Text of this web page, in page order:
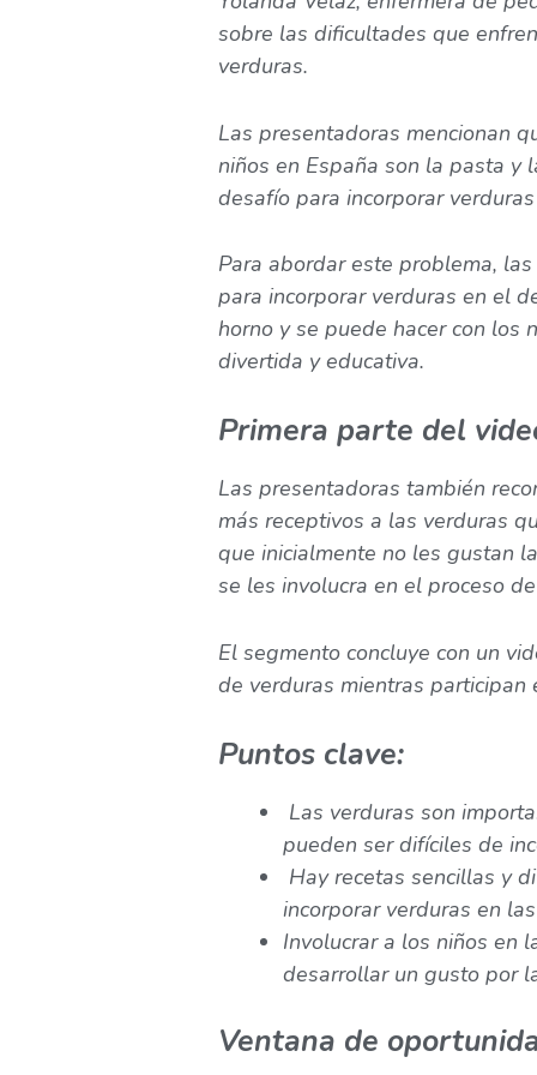
sobre las dificultades que
verduras.
Las presentadoras mencionan
niños en España son la pasta y
desafío para incorporar
Para abordar este problema,
para incorporar verduras en el
horno y se puede hacer con los
divertida y educativa.
Primera parte del
Las presentadoras también
más receptivos a las verduras
que inicialmente no les gustan
se les involucra en el proceso
El segmento concluye con un
de verduras mientras participan
Puntos clave:
Las verduras son
pueden ser difíciles de
Hay recetas sencillas y
incorporar verduras en
Involucrar a los niños en
desarrollar un gusto por
Ventana de